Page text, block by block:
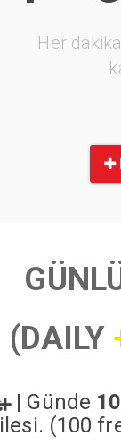
Her
(DAILY
| Günde 10
(100